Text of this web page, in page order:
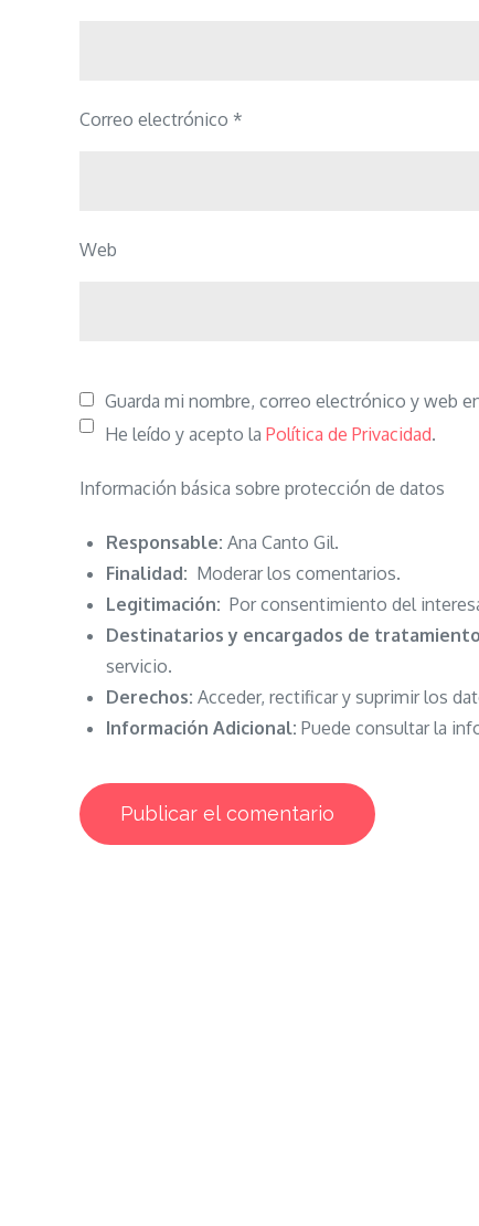
Correo electrónico *
Web
Guarda mi nombre, correo electrónico y web
He leído y acepto la Política de Privacidad.
Información básica sobre protección de datos
Responsable: Ana Canto Gil.
Finalidad: Moderar los comentarios.
Legitimación: Por consentimiento del
Destinatarios y encargados de
servicio.
Derechos: Acceder, rectificar y suprimir los
Información Adicional: Puede consultar la